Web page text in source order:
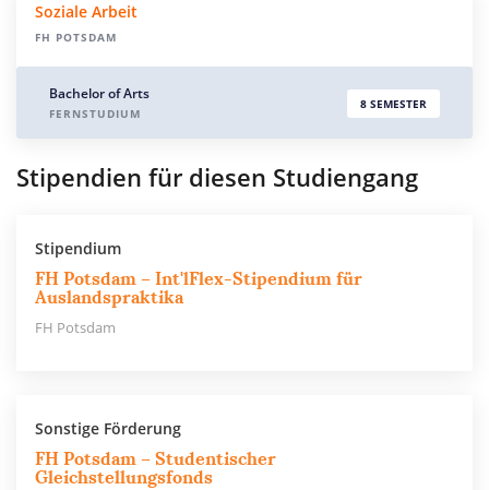
Soziale Arbeit
FH POTSDAM
Bachelor of Arts
FERNSTUDIUM
8 SEMESTER
Stipendien für diesen Studiengang
Stipendium
FH Potsdam – Int'lFlex-Stipendium für
Auslandspraktika
FH Potsdam
Sonstige Förderung
FH Potsdam – Studentischer
Gleichstellungsfonds